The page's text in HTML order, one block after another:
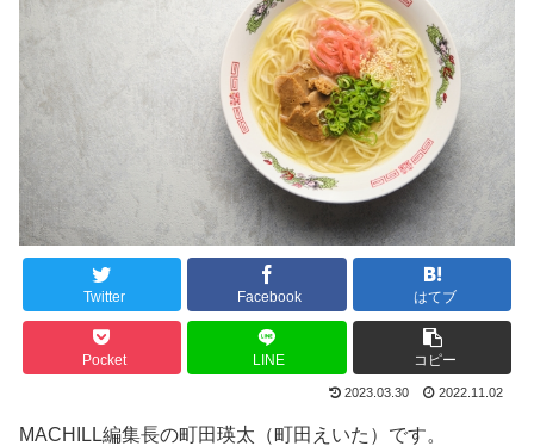
Twitter Facebook はてブ
Pocket LINE コピー
2023.03.30 2022.11.02
MACHILL編集長の町田瑛太（町田えいた）です。